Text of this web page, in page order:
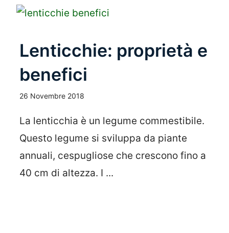
Lenticchie: proprietà e
benefici
26 Novembre 2018
La lenticchia è un legume commestibile.
Questo legume si sviluppa da piante
annuali, cespugliose che crescono fino a
40 cm di altezza. I ...